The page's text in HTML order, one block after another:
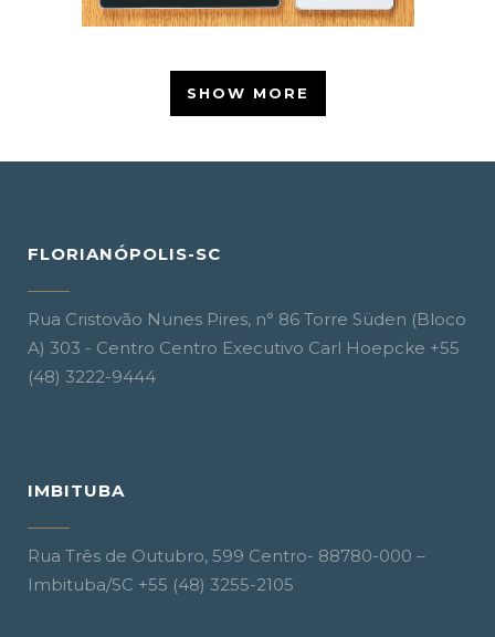
SHOW MORE
FLORIANÓPOLIS-SC
Rua Cristovão Nunes Pires, n° 86 Torre Süden (Bloco
A) 303 - Centro Centro Executivo Carl Hoepcke +55
(48) 3222-9444
IMBITUBA
Rua Três de Outubro, 599 Centro- 88780-000 –
Imbituba/SC +55 (48) 3255-2105